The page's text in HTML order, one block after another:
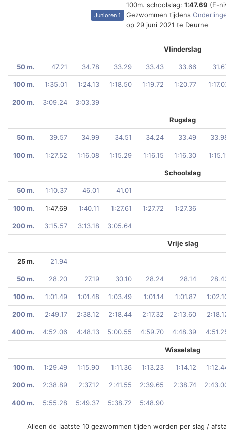
Junioren 1
100m. schoolslag: 1:47.69 (E-
Gezwommen tijdens
op 29 juni 2021 te Deurne
Vlinderslag
50 m. 47.21 34.78 33.29 33.43 33.66
100 m. 1:35.01 1:24.13 1:18.50 1:19.72 1:20.77
200 m. 3:09.24 3:03.39
Rugslag
50 m. 39.57 34.99 34.51 34.24 33.49
100 m. 1:27.52 1:16.08 1:15.29 1:16.15 1:16.30
Schoolslag
50 m. 1:10.37 46.01 41.01
100 m. 1:47.69 1:40.11 1:27.61 1:27.72 1:27.36
200 m. 3:15.57 3:13.18 3:05.64
Vrije slag
25 m. 21.94
50 m. 28.20 27.19 30.10 28.24 28.14
100 m. 1:01.49 1:01.48 1:03.49 1:01.14 1:01.87
200 m. 2:49.17 2:38.12 2:18.44 2:17.32 2:13.60
400 m. 4:52.06 4:48.13 5:00.55 4:59.70 4:48.39
Wisselslag
100 m. 1:29.49 1:15.90 1:11.36 1:13.23 1:14.12
200 m. 2:38.89 2:37.12 2:41.55 2:39.65 2:38.74
400 m. 5:55.28 5:49.37 5:38.72 5:48.90
Alleen de laatste 10 gezwommen tijden worden per slag /